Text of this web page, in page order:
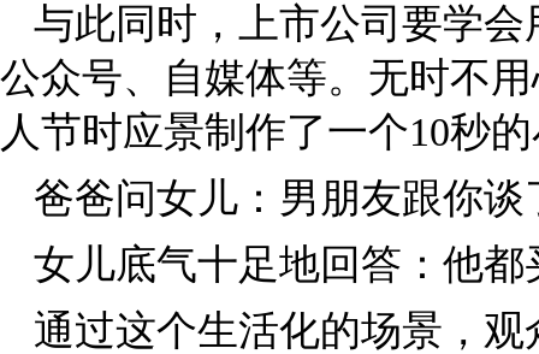
与此同时，上市公司要学
公众号、自媒体等。无时不
人节时应景制作了一个10秒
爸爸问女儿：男朋友跟你
女儿底气十足地回答：他
通过这个生活化的场景，